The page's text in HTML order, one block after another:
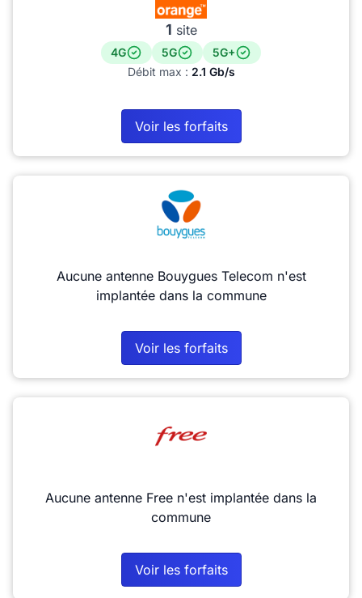
1 site
4G 5G
5G+
Débit max : 2.1 Gb/s
Voir les forfaits
Aucune antenne Bouygues Telecom n'est
implantée dans la commune
Voir les forfaits
Aucune antenne Free n'est implantée dans la
commune
Voir les forfaits